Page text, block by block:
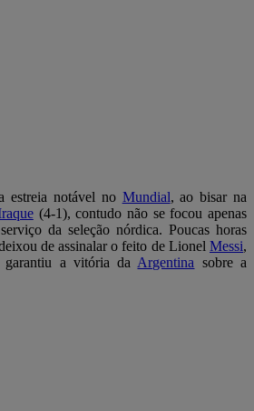
estreia notável no Mundial, ao bisar na
(4-1), contudo não se focou apenas
da seleção nórdica. Poucas horas
de assinalar o feito de Lionel Messi,
a vitória da Argentina sobre a